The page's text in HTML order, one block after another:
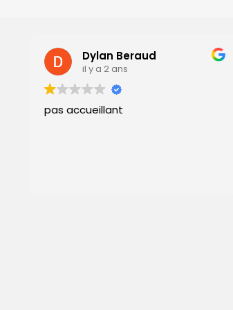
Dylan Beraud
il y a 2 ans
pas accueillant